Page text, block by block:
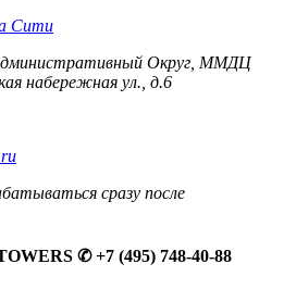
Сити
Округ, ММДЦ
набережная ул., д.6
сразу после
✆ +7 (495) 748-40-88